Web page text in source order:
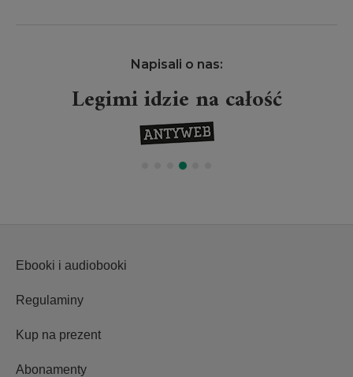
Napisali o nas:
Legimi idzie na całość
Ebooki i audiobooki
Regulaminy
Kup na prezent
Abonamenty